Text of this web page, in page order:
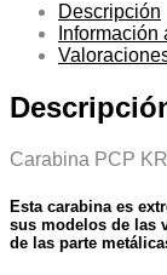
Descripción
Información
Carabina PCP
Esta carabina es
sus modelos de las
de las parte